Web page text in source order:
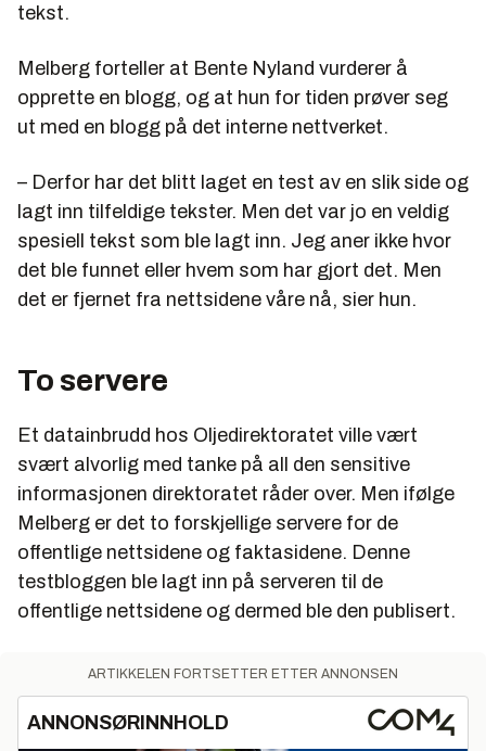
tekst.
Melberg forteller at Bente Nyland vurderer å
opprette en blogg, og at hun for tiden prøver seg
ut med en blogg på det interne nettverket.
– Derfor har det blitt laget en test av en slik side og
lagt inn tilfeldige tekster. Men det var jo en veldig
spesiell tekst som ble lagt inn. Jeg aner ikke hvor
det ble funnet eller hvem som har gjort det. Men
det er fjernet fra nettsidene våre nå, sier hun.
To servere
Et datainbrudd hos Oljedirektoratet ville vært
svært alvorlig med tanke på all den sensitive
informasjonen direktoratet råder over. Men ifølge
Melberg er det to forskjellige servere for de
offentlige nettsidene og faktasidene. Denne
testbloggen ble lagt inn på serveren til de
offentlige nettsidene og dermed ble den publisert.
ARTIKKELEN FORTSETTER ETTER ANNONSEN
ANNONSØRINNHOLD